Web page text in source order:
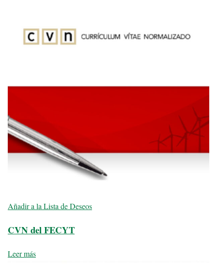
Añadir a la Lista de Deseos
CVN del FECYT
Leer más